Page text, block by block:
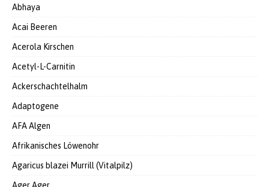
Abhaya
Acai Beeren
Acerola Kirschen
Acetyl-L-Carnitin
Ackerschachtelhalm
Adaptogene
AFA Algen
Afrikanisches Löwenohr
Agaricus blazei Murrill (Vitalpilz)